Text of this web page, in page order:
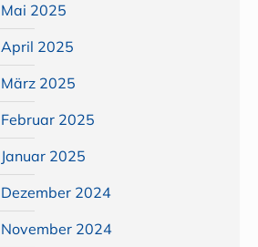
Mai 2025
April 2025
März 2025
Februar 2025
Januar 2025
Dezember 2024
November 2024